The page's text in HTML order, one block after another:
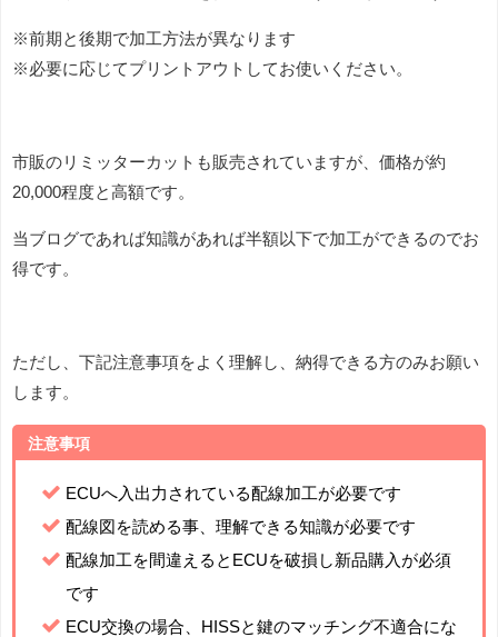
※前期と後期で加工方法が異なります
※必要に応じてプリントアウトしてお使いください。
市販のリミッターカットも販売されていますが、価格が約
20,000程度と高額です。
当ブログであれば知識があれば半額以下で加工ができるのでお
得です。
ただし、下記注意事項をよく理解し、納得できる方のみお願い
します。
注意事項
ECUへ入出力されている配線加工が必要です
配線図を読める事、理解できる知識が必要です
配線加工を間違えるとECUを破損し新品購入が必須
です
ECU交換の場合、HISSと鍵のマッチング不適合にな